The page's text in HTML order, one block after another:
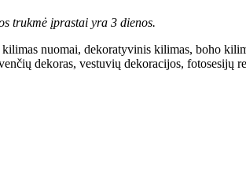
trukmė įprastai yra 3 dienos.
kilimas nuomai, dekoratyvinis kilimas, boho
dekoras, vestuvių dekoracijos, fotosesijų